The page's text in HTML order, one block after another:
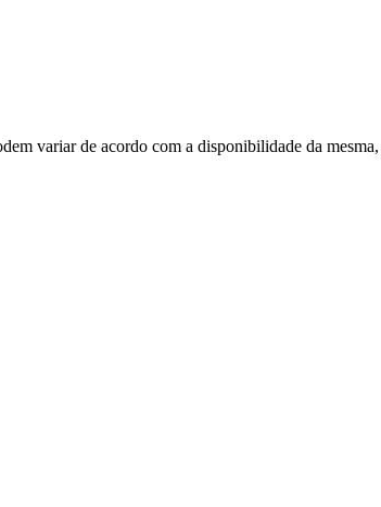
variar de acordo com a disponibilidade da